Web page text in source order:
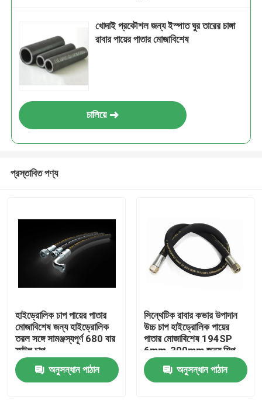
খোদাই প্রকৌশল জন্য ইস্পাত ঘুর তারের চাঙ্গা
রাবার পায়ের পাতার মোজাবিশেষ
চালিয়ে
প্রস্তাবিত পণ্য
হাইড্রোলিক চাপ পায়ের পাতার
মোজাবিশেষ জন্য হাইড্রোলিক
তরল সঙ্গে সামঞ্জস্যপূর্ণ 680 বার
ফাটল চাপ
অনুসন্ধান পাঠান
সিন্থেটিক রাবার কভার উপাদান
উচ্চ চাপ হাইড্রোলিক পায়ের
পাতার মোজাবিশেষ 194SP
6mm-300mm জন্য শিল্প
অনুসন্ধান পাঠান